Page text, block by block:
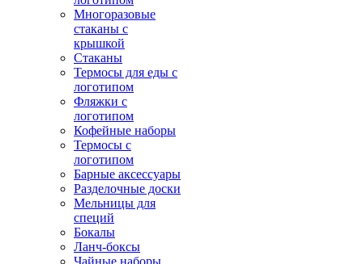
Многоразовые
стаканы с
крышкой
Стаканы
Термосы для еды с
логотипом
Фляжки с
логотипом
Кофейные наборы
Термосы с
логотипом
Барные аксессуары
Разделочные доски
Мельницы для
специй
Бокалы
Ланч-боксы
Чайные наборы